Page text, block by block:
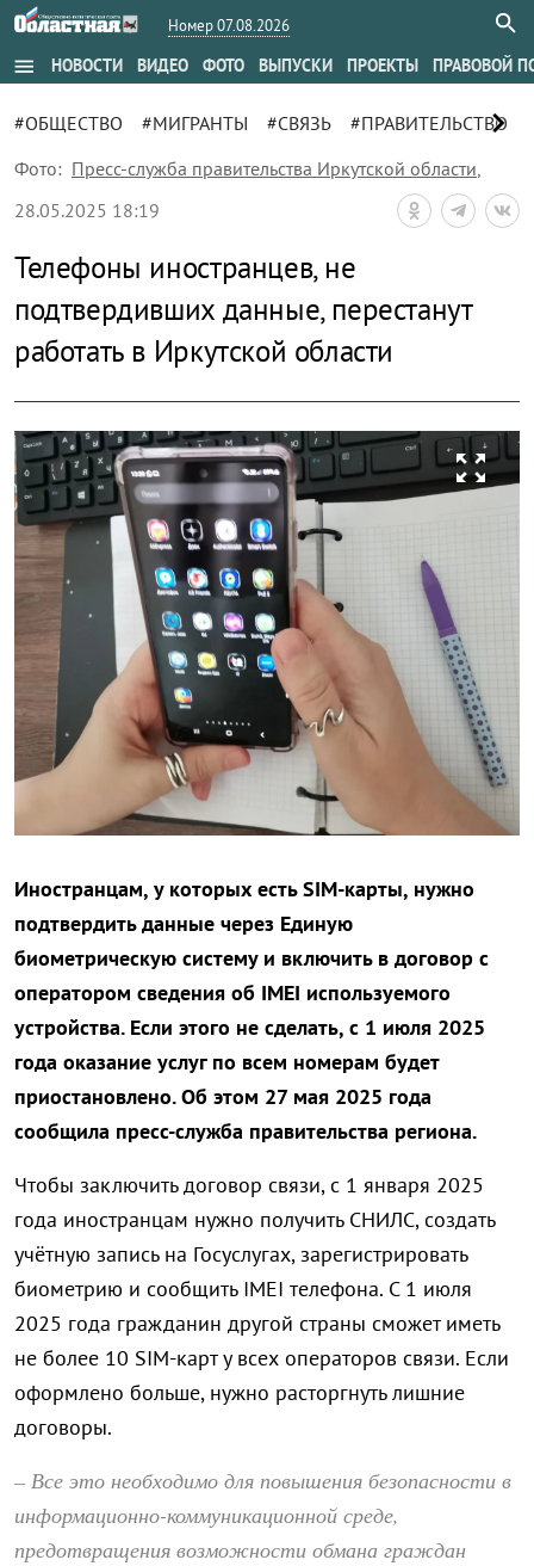
Номер 07.08.2026
menu НОВОСТИ ВИДЕО ФОТО ВЫПУСКИ ПРОЕКТЫ ПРАВОВОЙ
#ОБЩЕСТВО #МИГРАНТЫ #СВЯЗЬ #ПРАВИТЕЛЬСТВО
chevron_right
Фото: Пресс-служба правительства Иркутской области,
28.05.2025 18:19
Телефоны иностранцев, не
подтвердивших данные, перестанут
работать в Иркутской области
zoom_out_map
Иностранцам, у которых есть SIM-карты, нужно
подтвердить данные через Единую
биометрическую систему и включить в договор с
оператором сведения об IMEI используемого
устройства. Если этого не сделать, с 1 июля 2025
года оказание услуг по всем номерам будет
приостановлено. Об этом 27 мая 2025 года
сообщила пресс-служба правительства региона.
Чтобы заключить договор связи, с 1 января 2025
года иностранцам нужно получить СНИЛС, создать
учётную запись на Госуслугах, зарегистрировать
биометрию и сообщить IMEI телефона. С 1 июля
2025 года гражданин другой страны сможет иметь
не более 10 SIM-карт у всех операторов связи. Если
оформлено больше, нужно расторгнуть лишние
договоры.
– Все это необходимо для повышения безопасности в
информационно-коммуникационной среде,
предотвращения возможности обмана граждан